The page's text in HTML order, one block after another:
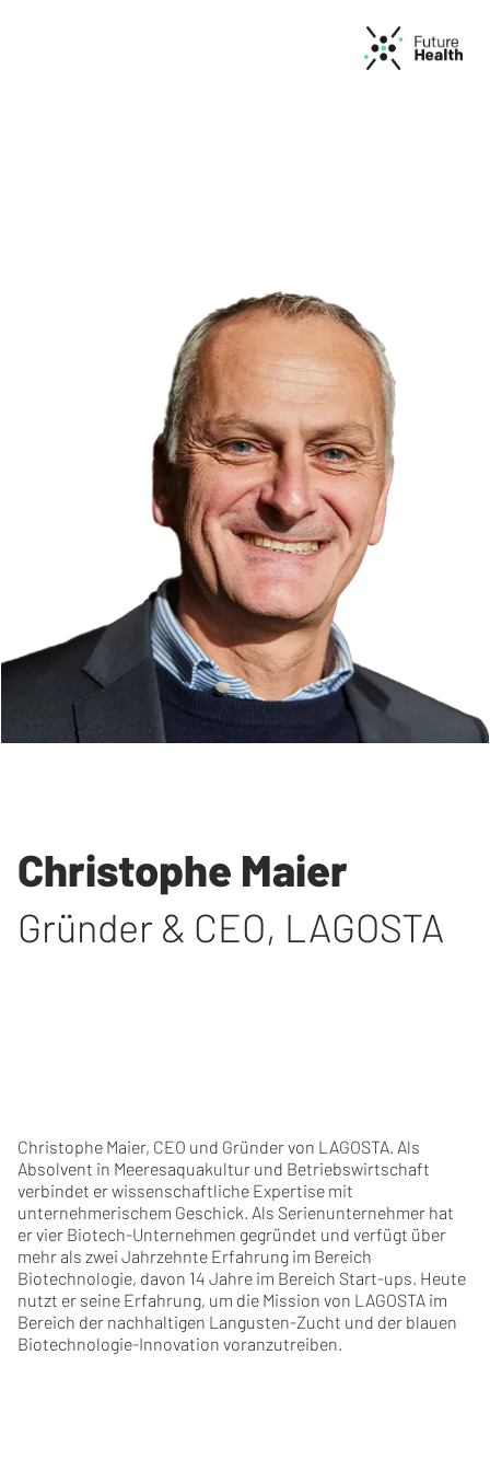
Christophe Maier
Gründer & CEO, LAGOSTA
Christophe Maier, CEO und Gründer von LAGOSTA. Als
Absolvent in Meeresaquakultur und Betriebswirtschaft
verbindet er wissenschaftliche Expertise mit
unternehmerischem Geschick. Als Serienunternehmer hat
er vier Biotech-Unternehmen gegründet und verfügt über
mehr als zwei Jahrzehnte Erfahrung im Bereich
Biotechnologie, davon 14 Jahre im Bereich Start-ups. Heute
nutzt er seine Erfahrung, um die Mission von LAGOSTA im
Bereich der nachhaltigen Langusten-Zucht und der blauen
Biotechnologie-Innovation voranzutreiben.